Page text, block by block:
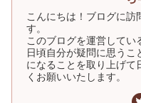
こんにちは！ブログに訪
す。
このブログを運営してい
日頃自分が疑問に思う
になることを取り上げて
くお願いいたします。